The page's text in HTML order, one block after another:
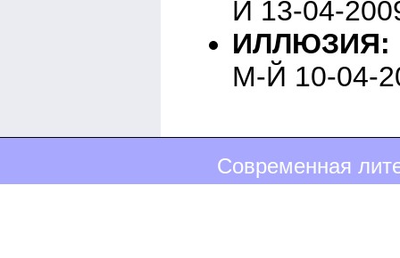
Й 13-04-
ИЛЛЮЗИЯ:
М-Й 10-04-
Современная